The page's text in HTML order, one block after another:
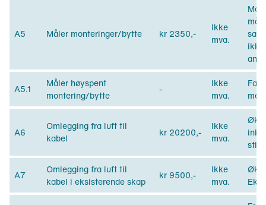
A5 Måler monteringer/bytte kr 2350,-
Ikke
mva.
A5.1
Måler høyspent
montering/bytte
-
Ikke
mva.
A6
Omlegging fra luft til
kabel
kr 20200,-
Ikke
mva.
Økt
inkl
A7
Omlegging fra luft til
kabel i eksisterende skap
kr 9500,-
Ikke
mva.
Økt
Eks